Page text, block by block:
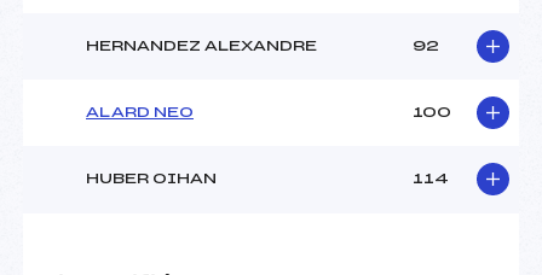
HERNANDEZ ALEXANDRE 92
ALARD NEO 100
HUBER OIHAN 114